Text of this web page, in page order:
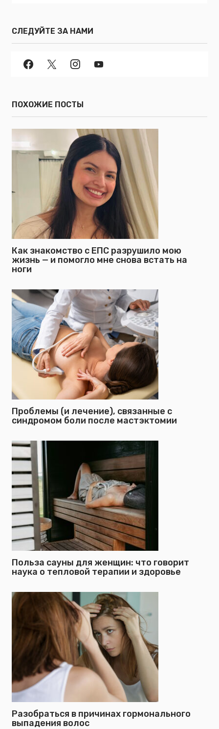
СЛЕДУЙТЕ ЗА НАМИ
ПОХОЖИЕ ПОСТЫ
Как знакомство с ЕПС разрушило мою
жизнь — и помогло мне снова встать на
ноги
Проблемы (и лечение), связанные с
синдромом боли после мастэктомии
Польза сауны для женщин: что говорит
наука о тепловой терапии и здоровье
Разобраться в причинах гормонального
выпадения волос